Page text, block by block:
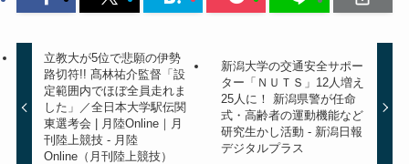
立教大が5位で悲願の伊勢
路切符!! 髙林祐介監督「設
定範囲内でほぼ全員走れま
した」／全日本大学駅伝関
東選考会 | 月陸Online｜月
刊陸上競技 - 月陸
Online（月刊陸上競技）
新潟大学の交通安全サポー
ター「ＮＵＴＳ」12人増え
25人に！ 新潟県警が任命
式・高齢者の運動機能など
研究生かし活動 - 新潟日報
デジタルプラス